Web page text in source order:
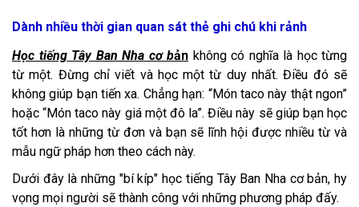
Dành nhiều thời gian quan sát thẻ ghi chú khi rảnh
Học tiếng Tây Ban Nha cơ bản không có nghĩa là học từng
từ một. Đừng chỉ viết và học một từ duy nhất. Điều đó sẽ
không giúp bạn tiến xa. Chẳng hạn: “Món taco này thật ngon”
hoặc “Món taco này giá một đô la”. Điều này sẽ giúp bạn học
tốt hơn là những từ đơn và bạn sẽ lĩnh hội được nhiều từ và
mẫu ngữ pháp hơn theo cách này.
Dưới đây là những "bí kíp" học tiếng Tây Ban Nha cơ bản, hy
vọng mọi người sẽ thành công với những phương pháp đấy.